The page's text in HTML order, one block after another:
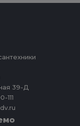
39-Д
111